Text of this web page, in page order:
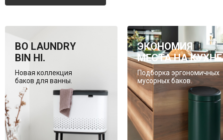
BO LAUNDRY
BIN HI.
Новая коллекция
баков для ванны.
ЭКОНОМИЯ
МЕСТА НА
Подборка эргономичных
мусорных баков.